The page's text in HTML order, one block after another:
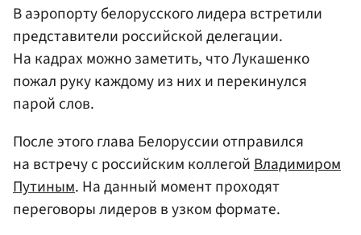
В аэропорту белорусского лидера встретили
представители российской делегации.
На кадрах можно заметить, что Лукашенко
пожал руку каждому из них и перекинулся
парой слов.
После этого глава Белоруссии отправился
на встречу с российским коллегойВладимиром
Путиным. На данный момент проходят
переговоры лидеров в узком формате.